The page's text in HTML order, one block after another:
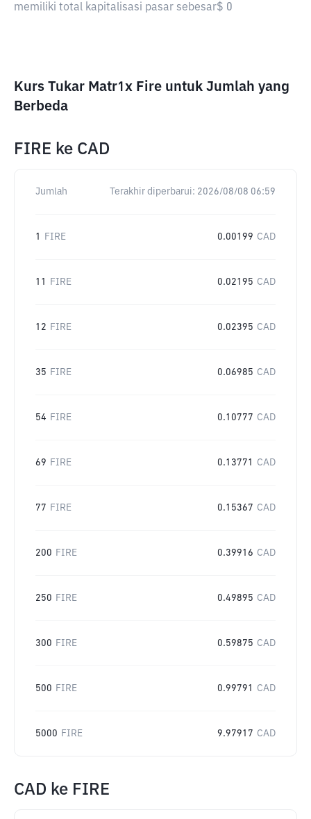
memiliki total kapitalisasi pasar sebesar$ 0
Kurs Tukar Matr1x Fire untuk Jumlah yang
Berbeda
FIRE ke CAD
Jumlah Terakhir diperbarui: 2026/08/08 06:59
1 FIRE 0.00199 CAD
11 FIRE 0.02195 CAD
12 FIRE 0.02395 CAD
35 FIRE 0.06985 CAD
54 FIRE 0.10777 CAD
69 FIRE 0.13771 CAD
77 FIRE 0.15367 CAD
200 FIRE 0.39916 CAD
250 FIRE 0.49895 CAD
300 FIRE 0.59875 CAD
500 FIRE 0.99791 CAD
5000 FIRE 9.97917 CAD
CAD ke FIRE